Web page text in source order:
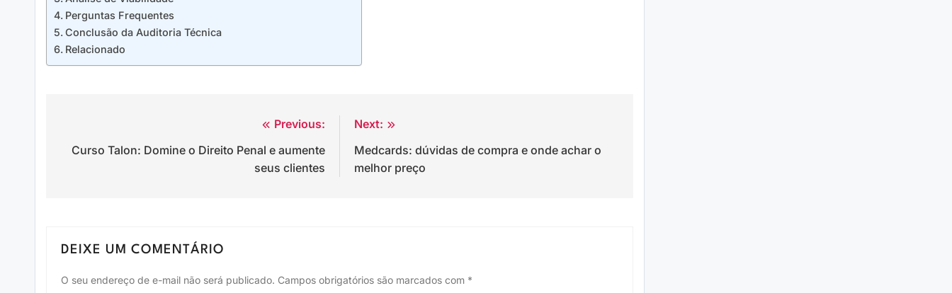
Perguntas Frequentes
Conclusão da Auditoria Técnica
Relacionado
de
Previous:
Curso Talon: Domine o Direito Penal e aumente
seus clientes
Next:
Medcards: dúvidas de compra e onde achar o
melhor preço
DEIXE UM COMENTÁRIO
O seu endereço de e-mail não será publicado. Campos obrigatórios são marcados com *